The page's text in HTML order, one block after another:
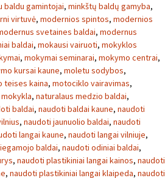
baldu gamintojai, minkštų baldų gamyba,
virtuvė, modernios spintos, modernios
svetaines baldai, modernus
baldai, mokausi vairuoti, mokyklos
, mokymai seminarai, mokymo centrai,
kursai kaune, moletu sodybos,
teises kaina, motociklo vairavimas,
, naturalaus medzio baldai,
baldai, naudoti baldai kaune, naudoti
, naudoti jaunuolio baldai, naudoti
langai kaune, naudoti langai vilniuje,
baldai, naudoti odiniai baldai,
, naudoti plastikiniai langai kainos, naudoti
, naudoti plastikiniai langai klaipeda, naudoti